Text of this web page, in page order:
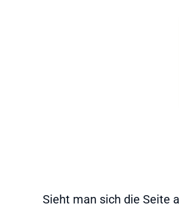
Sieht man sich die Seite